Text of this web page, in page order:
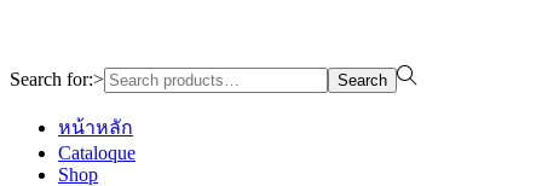
Search for:> Search
หน้าหลัก
Cataloque
Shop